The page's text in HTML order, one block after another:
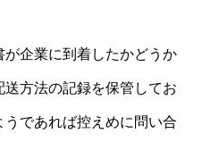
が企業に到着したかどうか
方法の記録を保管してお
であれば控えめに問い合